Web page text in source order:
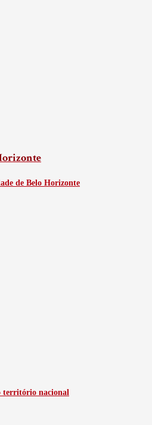
de Belo Horizonte
território nacional